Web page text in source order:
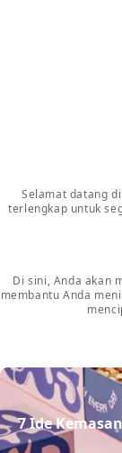
Selamat datang
terlengkap untuk
Di sini, Anda akan
membantu Anda
7 Ide